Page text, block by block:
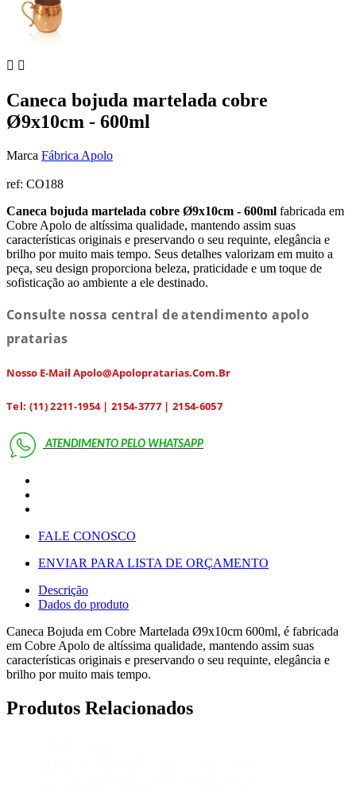
 
Caneca bojuda martelada cobre
Ø9x10cm - 600ml
Marca Fábrica Apolo
ref: CO188
Caneca bojuda martelada cobre Ø9x10cm - 600ml fabricada em
Cobre Apolo de altíssima qualidade, mantendo assim suas
características originais e preservando o seu requinte, elegância e
brilho por muito mais tempo. Seus detalhes valorizam em muito a
peça, seu design proporciona beleza, praticidade e um toque de
sofisticação ao ambiente a ele destinado.
Consulte nossa central de atendimento apolo
pratarias
Nosso E-Mail Apolo@apolopratarias.com.br
Tel: (11) 2211-1954 | 2154-3777 | 2154-6057
ATENDIMENTO PELO WHATSAPP
FALE CONOSCO
ENVIAR PARA LISTA DE ORÇAMENTO
Descrição
Dados do produto
Caneca Bojuda em Cobre Martelada Ø9x10cm 600ml, é fabricada
em Cobre Apolo de altíssima qualidade, mantendo assim suas
características originais e preservando o seu requinte, elegância e
brilho por muito mais tempo.
Produtos Relacionados